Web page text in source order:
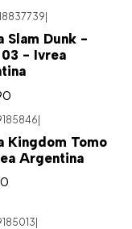
Slam Dunk -
03 - Ivrea
|
Kingdom Tomo
Argentina